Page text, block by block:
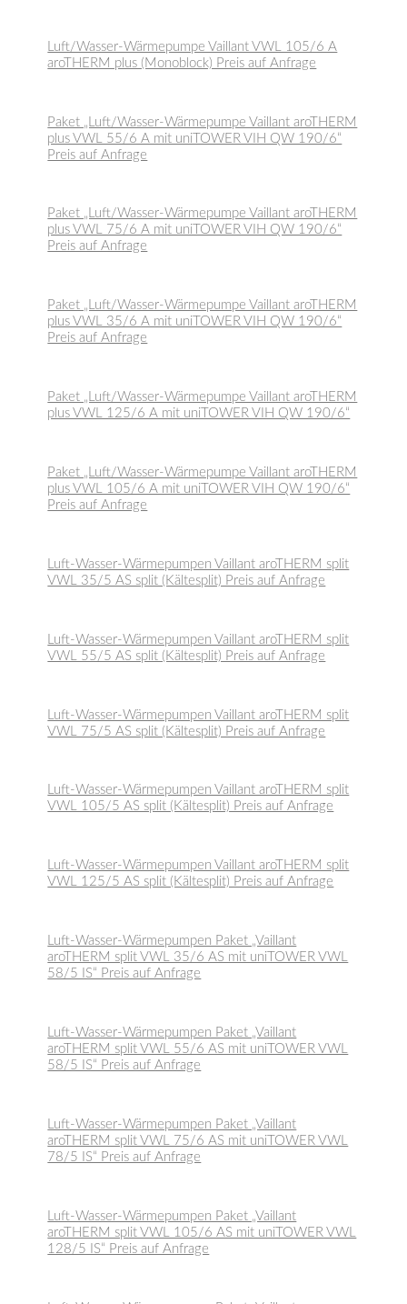
Luft/Wasser-Wärmepumpe Vaillant VWL 105/6 A
aroTHERM plus (Monoblock) Preis auf Anfrage
Paket „Luft/Wasser-Wärmepumpe Vaillant aroTHERM
plus VWL 55/6 A mit uniTOWER VIH QW 190/6“
Preis auf Anfrage
Paket „Luft/Wasser-Wärmepumpe Vaillant aroTHERM
plus VWL 75/6 A mit uniTOWER VIH QW 190/6“
Preis auf Anfrage
Paket „Luft/Wasser-Wärmepumpe Vaillant aroTHERM
plus VWL 35/6 A mit uniTOWER VIH QW 190/6“
Preis auf Anfrage
Paket „Luft/Wasser-Wärmepumpe Vaillant aroTHERM
plus VWL 125/6 A mit uniTOWER VIH QW 190/6“
Paket „Luft/Wasser-Wärmepumpe Vaillant aroTHERM
plus VWL 105/6 A mit uniTOWER VIH QW 190/6“
Preis auf Anfrage
Luft-Wasser-Wärmepumpen Vaillant aroTHERM split
VWL 35/5 AS split (Kältesplit) Preis auf Anfrage
Luft-Wasser-Wärmepumpen Vaillant aroTHERM split
VWL 55/5 AS split (Kältesplit) Preis auf Anfrage
Luft-Wasser-Wärmepumpen Vaillant aroTHERM split
VWL 75/5 AS split (Kältesplit) Preis auf Anfrage
Luft-Wasser-Wärmepumpen Vaillant aroTHERM split
VWL 105/5 AS split (Kältesplit) Preis auf Anfrage
Luft-Wasser-Wärmepumpen Vaillant aroTHERM split
VWL 125/5 AS split (Kältesplit) Preis auf Anfrage
Luft-Wasser-Wärmepumpen Paket „Vaillant
aroTHERM split VWL 35/6 AS mit uniTOWER VWL
58/5 IS“ Preis auf Anfrage
Luft-Wasser-Wärmepumpen Paket „Vaillant
aroTHERM split VWL 55/6 AS mit uniTOWER VWL
58/5 IS“ Preis auf Anfrage
Luft-Wasser-Wärmepumpen Paket „Vaillant
aroTHERM split VWL 75/6 AS mit uniTOWER VWL
78/5 IS“ Preis auf Anfrage
Luft-Wasser-Wärmepumpen Paket „Vaillant
aroTHERM split VWL 105/6 AS mit uniTOWER VWL
128/5 IS“ Preis auf Anfrage